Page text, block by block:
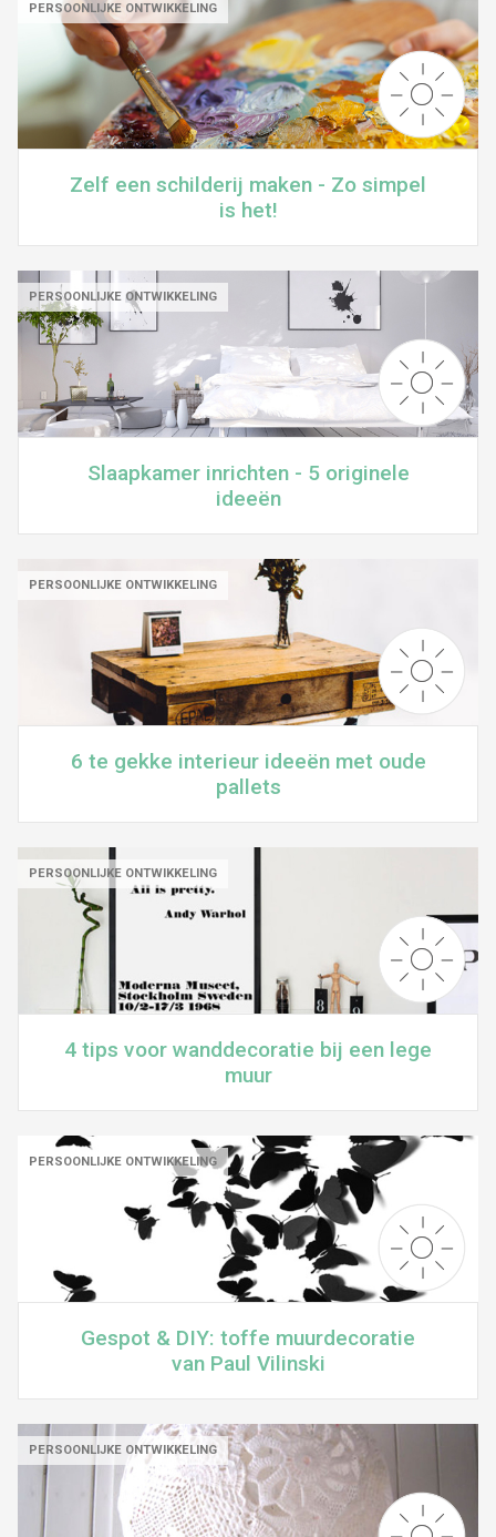
PERSOONLIJKE ONTWIKKELING
Zelf een schilderij maken - Zo simpel
is het!
PERSOONLIJKE ONTWIKKELING
Slaapkamer inrichten - 5 originele
ideeën
PERSOONLIJKE ONTWIKKELING
6 te gekke interieur ideeën met oude
pallets
PERSOONLIJKE ONTWIKKELING
4 tips voor wanddecoratie bij een lege
muur
PERSOONLIJKE ONTWIKKELING
Gespot & DIY: toffe muurdecoratie
van Paul Vilinski
PERSOONLIJKE ONTWIKKELING